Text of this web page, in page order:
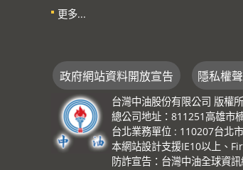
更多...
政府網站資料開放宣告 隱私權
台灣中油股份有限公司 版權
總公司地址：811251高雄市
台北業務單位 : 110207台
本網站設計支援IE10以上、
防詐宣告：台灣中油全球資